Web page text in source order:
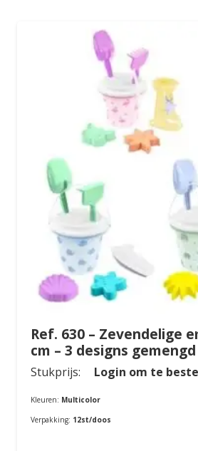
Ref. 630 – Zevendelige
cm – 3 designs gemengd
Stukprijs: Login om te
Kleuren: Multicolor
Verpakking: 12st/doos